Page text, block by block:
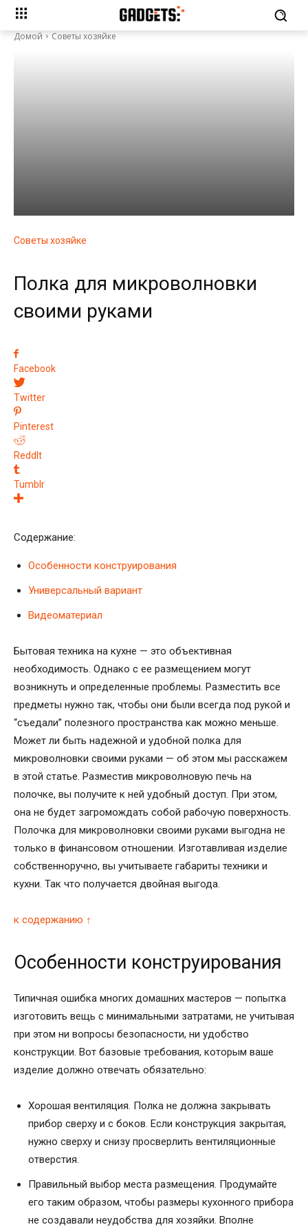
Домой Советы хозяйке
Советы хозяйке
Полка для микроволновки
своими руками
Facebook
Twitter
Pinterest
ReddIt
Tumblr
Содержание:
Особенности конструирования
Универсальный вариант
Видеоматериал
Бытовая техника на кухне — это объективная
необходимость. Однако с ее размещением могут
возникнуть и определенные проблемы. Разместить все
предметы нужно так, чтобы они были всегда под рукой и
“съедали” полезного пространства как можно меньше.
Может ли быть надежной и удобной полка для
микроволновки своими руками — об этом мы расскажем
в этой статье. Разместив микроволновую печь на
полочке, вы получите к ней удобный доступ. При этом,
она не будет загромождать собой рабочую поверхность.
Полочка для микроволновки своими руками выгодна не
только в финансовом отношении. Изготавливая изделие
собственноручно, вы учитываете габариты техники и
кухни. Так что получается двойная выгода.
к содержанию ↑
Особенности конструирования
Типичная ошибка многих домашних мастеров — попытка
изготовить вещь с минимальными затратами, не учитывая
при этом ни вопросы безопасности, ни удобство
конструкции. Вот базовые требования, которым ваше
изделие должно отвечать обязательно:
Хорошая вентиляция. Полка не должна закрывать
прибор сверху и с боков. Если конструкция закрытая,
нужно сверху и снизу просверлить вентиляционные
отверстия.
Правильный выбор места размещения. Продумайте
его таким образом, чтобы размеры кухонного прибора
не создавали неудобства для хозяйки. Вполне